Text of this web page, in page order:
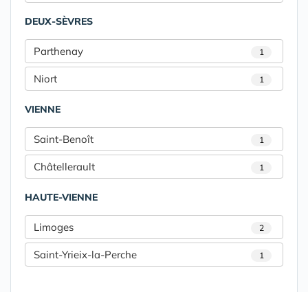
DEUX-SÈVRES
Parthenay 1
Niort 1
VIENNE
Saint-Benoît 1
Châtellerault 1
HAUTE-VIENNE
Limoges 2
Saint-Yrieix-la-Perche 1